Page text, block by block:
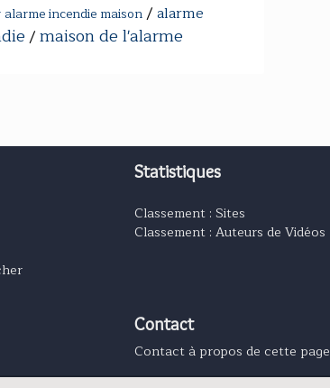
incendie maison/alarme
/maison de l'alarme
Statistiques
Classement : Sites
Classement : Auteurs de Vidéos
Contact
Contact à propos de cette page